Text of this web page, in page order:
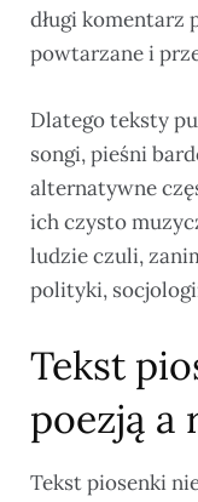
długi komentarz
powtarzane i
Dlatego teksty
songi, pieśni
alternatywne
ich czysto
ludzie czuli,
polityki,
Tekst
poezją a
Tekst piosenki